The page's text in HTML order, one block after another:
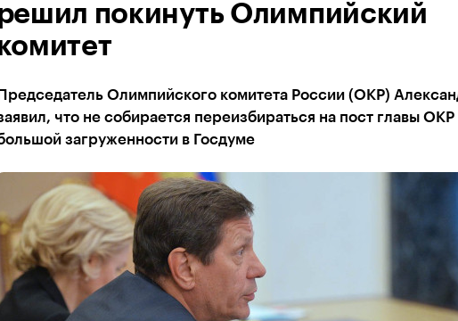
покинуть Олимпийский
Председатель Олимпийского комитета России (ОКР)
что не собирается переизбираться на пост главы ОКР
загруженности в Госдуме